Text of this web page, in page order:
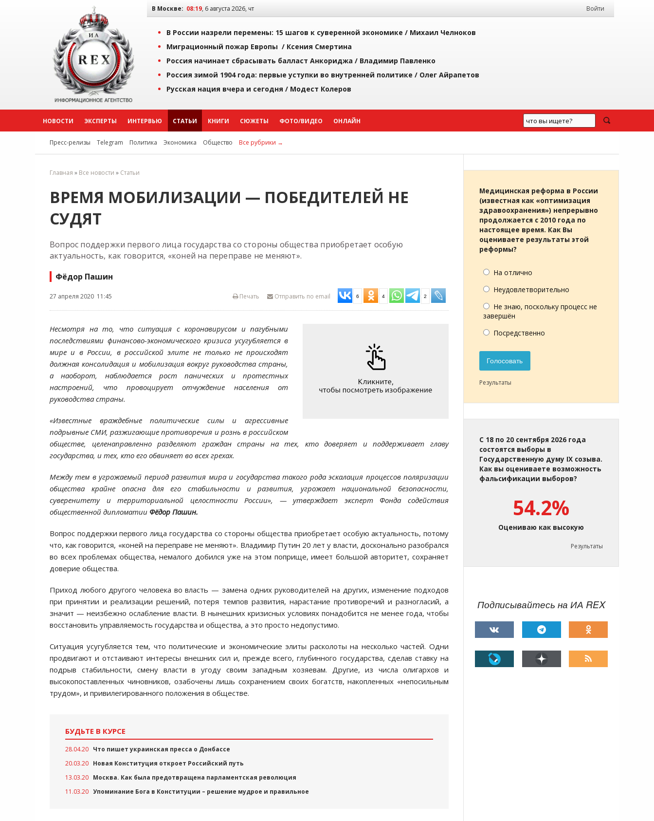
В Москве: 08:19, 6 августа 2026, чт Войти
В России назрели перемены: 15 шагов к суверенной экономике / Михаил Челноков
Миграционный пожар Европы / Ксения Смертина
Россия начинает сбрасывать балласт Анкориджа / Владимир Павленко
Россия зимой 1904 года: первые уступки во внутренней политике / Олег Айрапетов
Русская нация вчера и сегодня / Модест Колеров
НОВОСТИ ЭКСПЕРТЫ ИНТЕРВЬЮ СТАТЬИ КНИГИ СЮЖЕТЫ ФОТО/ВИДЕО ОНЛАЙН
Пресс-релизы Telegram Политика Экономика Общество Все рубрики →
Главная » Все новости » Статьи
ВРЕМЯ МОБИЛИЗАЦИИ — ПОБЕДИТЕЛЕЙ НЕ
СУДЯТ
Вопрос поддержки первого лица государства со стороны общества приобретает особую
актуальность, как говорится, «коней на переправе не меняют».
Фёдор Пашин
27 апреля 2020 11:45 Отправить по email 6 4 2
Печать
Несмотря на то, что ситуация с коронавирусом и пагубными
последствиями финансово-экономического кризиса усугубляется в
мире и в России, в российской элите не только не происходят
должная консолидация и мобилизация вокруг руководства страны,
а наоборот, наблюдается рост панических и протестных
настроений, что провоцирует отчуждение населения от
руководства страны.
«Известные враждебные политические силы и агрессивные
подрывные СМИ, разжигающие противоречия и рознь в российском
обществе, целенаправленно разделяют граждан страны на тех, кто доверяет и поддерживает главу
государства, и тех, кто его обвиняет во всех грехах.
Между тем в угрожаемый период развития мира и государства такого рода эскалация процессов поляризации
общества крайне опасна для его стабильности и развития, угрожает национальной безопасности,
суверенитету и территориальной целостности России», — утверждает эксперт Фонда содействия
общественной дипломатии Фёдор Пашин.
Вопрос поддержки первого лица государства со стороны общества приобретает особую актуальность, потому
что, как говорится, «коней на переправе не меняют». Владимир Путин 20 лет у власти, досконально разобрался
во всех проблемах общества, немалого добился уже на этом поприще, имеет большой авторитет, сохраняет
доверие общества.
Приход любого другого человека во власть — замена одних руководителей на других, изменение подходов
при принятии и реализации решений, потеря темпов развития, нарастание противоречий и разногласий, а
значит — неизбежно ослабление власти. В нынешних кризисных условиях понадобится не менее года, чтобы
восстановить управляемость государства и общества, а это просто недопустимо.
Ситуация усугубляется тем, что политические и экономические элиты расколоты на несколько частей. Одни
продвигают и отстаивают интересы внешних сил и, прежде всего, глубинного государства, сделав ставку на
подрыв стабильности, смену власти в угоду своим западным хозяевам. Другие, из числа олигархов и
высокопоставленных чиновников, озабочены лишь сохранением своих богатств, накопленных «непосильным
трудом», и привилегированного положения в обществе.
БУДЬТЕ В КУРСЕ
28.04.20 Что пишет украинская пресса о Донбассе
20.03.20 Новая Конституция откроет Российский путь
13.03.20 Москва. Как была предотвращена парламентская революция
11.03.20 Упоминание Бога в Конституции – решение мудрое и правильное
Медицинская реформа в России
(известная как «оптимизация
здравоохранения») непрерывно
продолжается с 2010 года по
настоящее время. Как Вы
оцениваете результаты этой
реформы?
На отлично
Неудовлетворительно
Не знаю, поскольку процесс не
завершён
Посредственно
Голосовать
Результаты
С 18 по 20 сентября 2026 года
состоятся выборы в
Государственную думу IX созыва.
Как вы оцениваете возможность
фальсификации выборов?
54.2%
Оцениваю как высокую
Результаты
Подписывайтесь на ИА REX